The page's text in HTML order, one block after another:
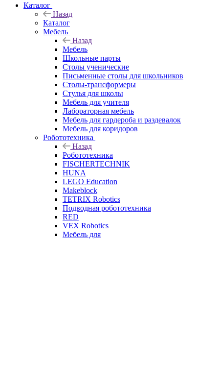
Каталог
Назад
Каталог
Мебель
Назад
Мебель
Школьные парты
Столы ученические
Письменные столы для школьников
Столы-трансформеры
Стулья для школы
Мебель для учителя
Лабораторная мебель
Мебель для гардероба и раздевалок
Мебель для коридоров
Робототехника
Назад
Робототехника
FISCHERTECHNIK
HUNA
LEGO Education
Makeblock
TETRIX Robotics
Подводная робототехника
RED
VEX Robotics
Мебель для